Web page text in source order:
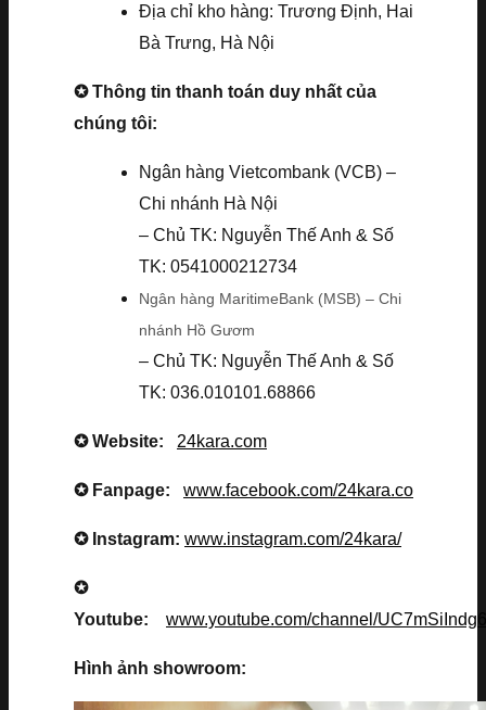
Địa chỉ kho hàng: Trương Định, Hai
Bà Trưng, Hà Nội
✪ Thông tin thanh toán duy nhất của
chúng tôi:
Ngân hàng Vietcombank (VCB) –
Chi nhánh Hà Nội
– Chủ TK: Nguyễn Thế Anh & Số
TK: 0541000212734
Ngân hàng MaritimeBank (MSB) – Chi
nhánh Hồ Gươm
– Chủ TK: Nguyễn Thế Anh & Số
TK: 036.010101.68866
✪ Website: 24kara.com
✪ Fanpage: www.facebook.com/24kara.co
✪ Instagram: www.instagram.com/24kara/
✪
Youtube: www.youtube.com/channel/
Hình ảnh showroom: